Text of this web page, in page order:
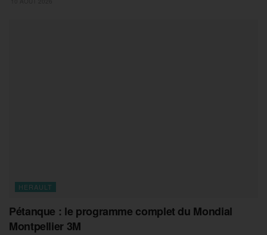
HERAULT
Pétanque : le programme complet du Mondial
Montpellier 3M